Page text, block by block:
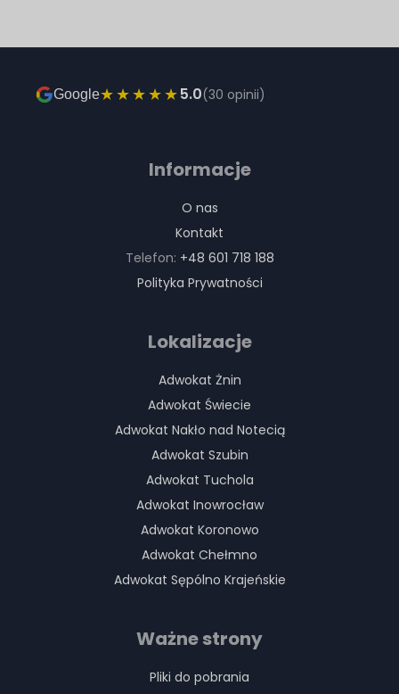
Google★★★★★5.0(30 opinii)
Informacje
O nas
Kontakt
Telefon: +48 601 718 188
Polityka Prywatności
Lokalizacje
Adwokat Żnin
Adwokat Świecie
Adwokat Nakło nad Notecią
Adwokat Szubin
Adwokat Tuchola
Adwokat Inowrocław
Adwokat Koronowo
Adwokat Chełmno
Adwokat Sępólno Krajeńskie
Ważne strony
Pliki do pobrania